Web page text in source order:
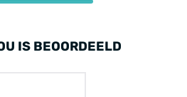
IS BEOORDEELD